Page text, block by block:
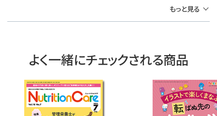
もっと見る
よく一緒にチェックされる商品